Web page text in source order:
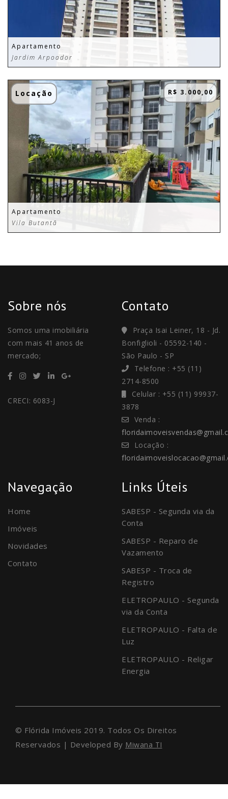
Apartamento
Jardim Arpoador
Locação R$ 3.000,00
Apartamento
Vila Butantã
Sobre nós
Somos uma imobiliária
com mais 41 anos de
mercado;
CRECI: 6083-J
Contato
Praça Isai Leiner, 18 - Jd.
Bonfiglioli - 05592-140 -
São Paulo - SP
Telefone : +55 (11)
2714-8500
Celular : +55 (11) 99937-
3878
Venda :
Locação :
Navegação
Home
Imóveis
Novidades
Contato
Links Úteis
SABESP - Segunda via da
Conta
SABESP - Reparo de
Vazamento
SABESP - Troca de
Registro
ELETROPAULO - Segunda
via da Conta
ELETROPAULO - Falta de
Luz
ELETROPAULO - Religar
Energia
© Flórida Imóveis 2019. Todos Os Direitos
Reservados | Developed By Miwana TI